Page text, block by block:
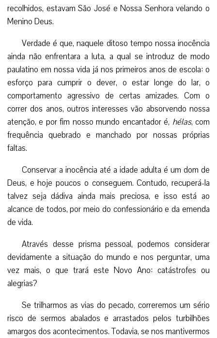
recolhidos, estavam São José e Nossa Senhora velando o
Menino Deus.
Verdade é que, naquele ditoso tempo nossa inocência
ainda não enfrentara a luta, a qual se introduz de modo
paulatino em nossa vida já nos primeiros anos de escola: o
esforço para cumprir o dever, o estar longe do lar, o
comportamento agressivo de certas amizades. Com o
correr dos anos, outros interesses vão absorvendo nossa
atenção, e por fim nosso mundo encantador é, hélas, com
frequência quebrado e manchado por nossas próprias
faltas.
Conservar a inocência até a idade adulta é um dom de
Deus, e hoje poucos o conseguem. Contudo, recuperá-la
talvez seja dádiva ainda mais preciosa, e isso está ao
alcance de todos, por meio do confessionário e da emenda
de vida.
Através desse prisma pessoal, podemos considerar
devidamente a situação do mundo e nos perguntar, uma
vez mais, o que trará este Novo Ano: catástrofes ou
alegrias?
Se trilharmos as vias do pecado, correremos um sério
risco de sermos abalados e arrastados pelos turbilhões
amargos dos acontecimentos. Todavia, se nos mantivermos